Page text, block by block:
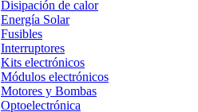
Disipación de calor
Energía Solar
Fusibles
Interruptores
Kits electrónicos
Módulos electrónicos
Motores y Bombas
Optoelectrónica